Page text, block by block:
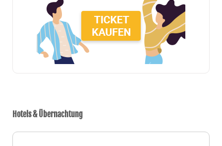
Hotels & Übernachtung